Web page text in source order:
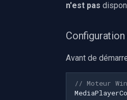
n'est pas
Avant de
// Moteur